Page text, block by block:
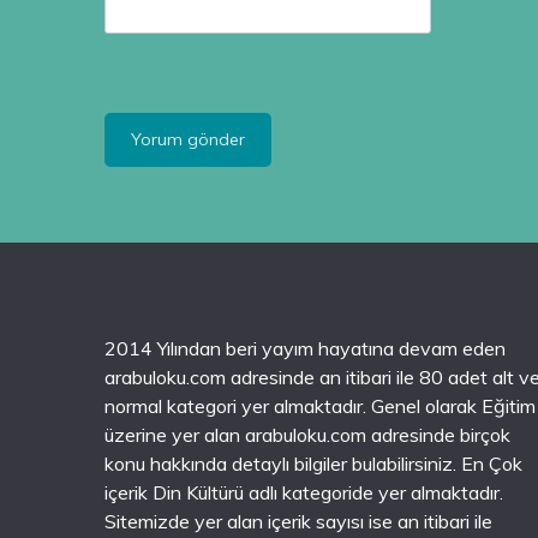
2014 Yılından beri yayım hayatına devam eden
arabuloku.com adresinde an itibari ile 80 adet alt
normal kategori yer almaktadır. Genel olarak Eğitim
üzerine yer alan arabuloku.com adresinde birçok
konu hakkında detaylı bilgiler bulabilirsiniz. En Çok
içerik Din Kültürü adlı kategoride yer almaktadır.
Sitemizde yer alan içerik sayısı ise an itibari ile